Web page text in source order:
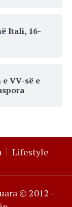
Itali, 16-
VV-së e
Lifestyle
© 2012 -